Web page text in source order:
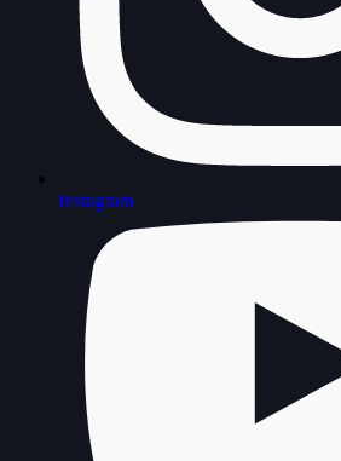
Instagram